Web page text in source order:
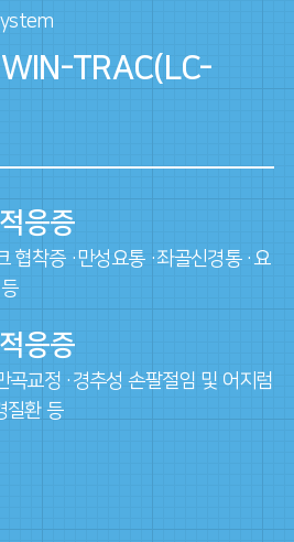
TRAC(LC-
응증
협착증 ·만성요통 ·좌골신경통 ·요
응증
곡교정 ·경추성 손팔절임 및 어지럼
질환 등